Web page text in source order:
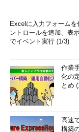
「受託脳」ではない
「従来の『受託脳』
Excelに入力フォームを
ントロールを追加、表
でイベント実行 (1/3)
作業
化の
とめ
高速
構築